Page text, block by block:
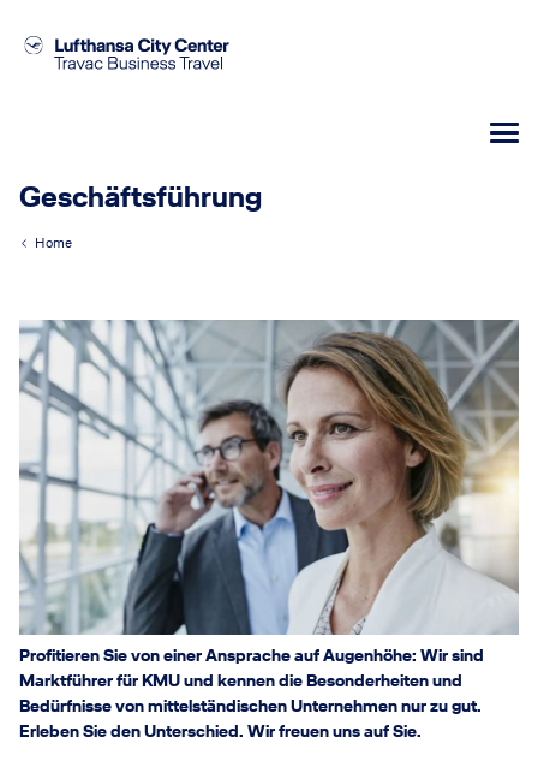
Geschäftsführung
Home
Profitieren Sie von einer Ansprache auf Augenhöhe: Wir sind
Marktführer für KMU und kennen die Besonderheiten und
Bedürfnisse von mittelständischen Unternehmen nur zu gut.
Erleben Sie den Unterschied. Wir freuen uns auf Sie.